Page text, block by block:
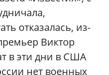
отказалась, из-
Виктор
в эти дни в США
нет военных